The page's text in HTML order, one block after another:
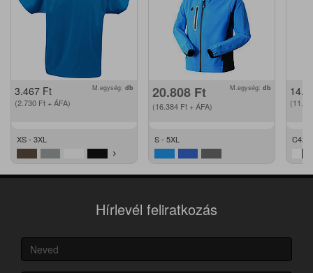
3.467 Ft
(2.730 Ft + ÁFA)
M.egység: db
XS - 3XL
20.808 Ft
(16.384 Ft + ÁFA)
M.egység: db
S - 5XL C42 -
Hírlevél feliratkozás